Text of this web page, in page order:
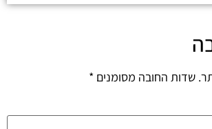
שדות החובה מסומנים *